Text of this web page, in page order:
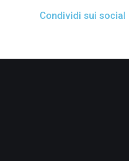
Condividi sui social